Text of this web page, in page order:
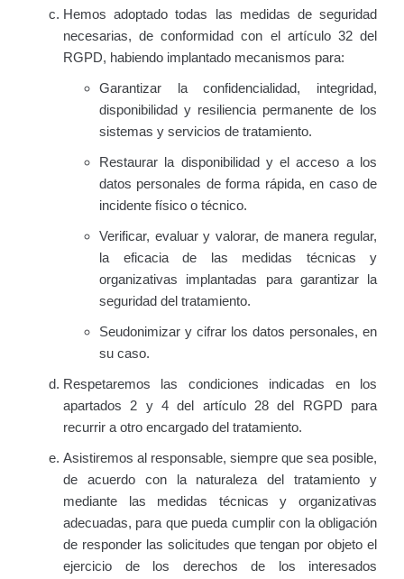
Hemos adoptado todas las medidas de seguridad
necesarias, de conformidad con el artículo 32 del
RGPD, habiendo implantado mecanismos para:
Garantizar la confidencialidad, integridad,
disponibilidad y resiliencia permanente de los
sistemas y servicios de tratamiento.
Restaurar la disponibilidad y el acceso a los
datos personales de forma rápida, en caso de
incidente físico o técnico.
Verificar, evaluar y valorar, de manera regular,
la eficacia de las medidas técnicas y
organizativas implantadas para garantizar la
seguridad del tratamiento.
Seudonimizar y cifrar los datos personales, en
su caso.
Respetaremos las condiciones indicadas en los
apartados 2 y 4 del artículo 28 del RGPD para
recurrir a otro encargado del tratamiento.
Asistiremos al responsable, siempre que sea posible,
de acuerdo con la naturaleza del tratamiento y
mediante las medidas técnicas y organizativas
adecuadas, para que pueda cumplir con la obligación
de responder las solicitudes que tengan por objeto el
ejercicio de los derechos de los interesados